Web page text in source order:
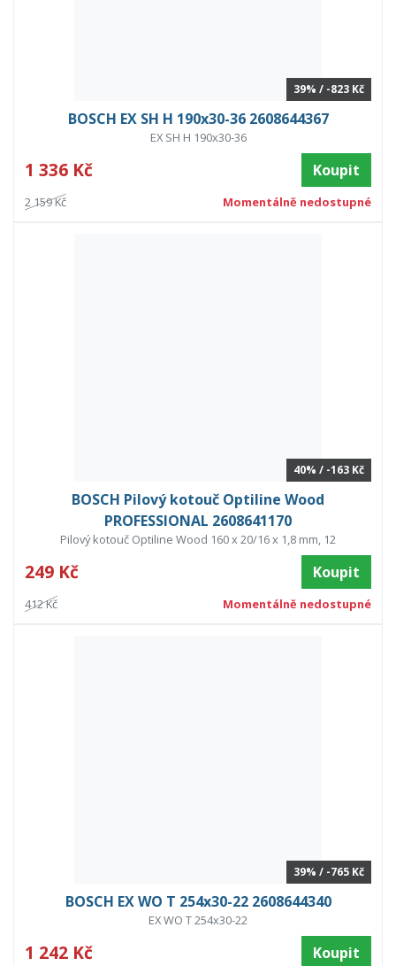
39% / -823 Kč
BOSCH EX SH H 190x30-36 2608644367
EX SH H 190x30-36
1 336 Kč Koupit
2 159 Kč Momentálně nedostupné
40% / -163 Kč
BOSCH Pilový kotouč Optiline Wood
PROFESSIONAL 2608641170
Pilový kotouč Optiline Wood 160 x 20/16 x 1,8 mm, 12
249 Kč Koupit
412 Kč Momentálně nedostupné
39% / -765 Kč
BOSCH EX WO T 254x30-22 2608644340
EX WO T 254x30-22
1 242 Kč Koupit